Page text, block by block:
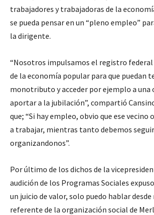
trabajadores y trabajadoras de la
se pueda pensar en un “pleno empleo”
la dirigente.
“Nosotros impulsamos el registro
de la economía popular para que puedan
monotributo y acceder por ejemplo a una
aportar a la jubilación”, compartió
que; “Si hay empleo, obvio que ese vecino
a trabajar, mientras tanto debemos seguir
organizandonos”.
Por último de los dichos de la
audición de los Programas Sociales
un juicio de valor, solo puedo hablar
referente de la organización social de